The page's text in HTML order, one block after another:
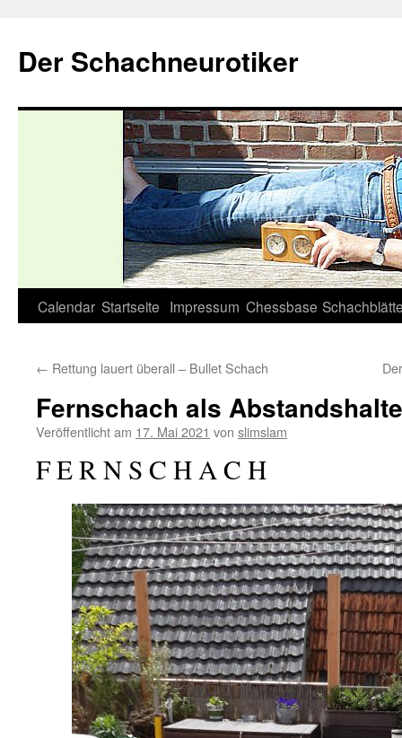
springen
Der Schachneurotiker
Calendar Startseite Impressum Chessbase
← Rettung lauert überall – Bullet Schach
Fernschach als
Veröffentlicht am 17. Mai 2021 von slimslam
F E R N S C H A C H